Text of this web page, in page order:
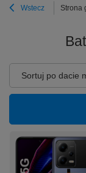
Wstecz Strona
Zmień
Sortuj po dacie